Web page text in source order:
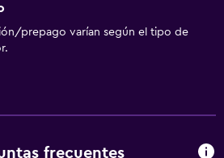
prepago varían según el tipo de
frecuentes